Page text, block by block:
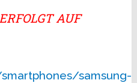
AUF
samsung-